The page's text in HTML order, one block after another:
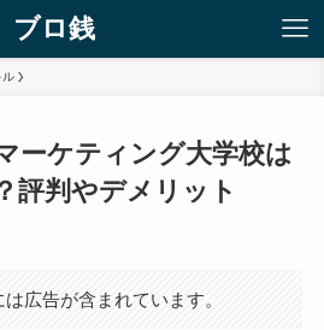
ブロ銭
ル
ーケティング大学校は
評判やデメリット
広告が含まれています。